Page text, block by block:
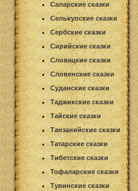
Саларские сказки
Селькупские сказки
Сербские сказки
Сирийские сказки
Словацкие сказки
Словенские сказки
Суданские сказки
Таджикские сказки
Тайские сказки
Танзанийские сказки
Татарские сказки
Тибетские сказки
Тофаларские сказки
Тувинские сказки